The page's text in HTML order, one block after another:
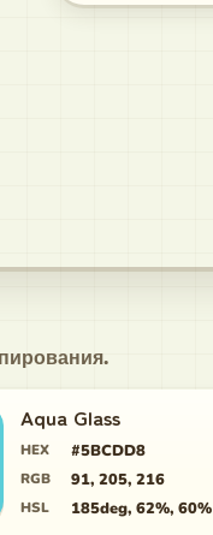
Aqua Glass
HEX #5BCDD8
RGB 91, 205, 216
HSL 185deg, 62%, 60%